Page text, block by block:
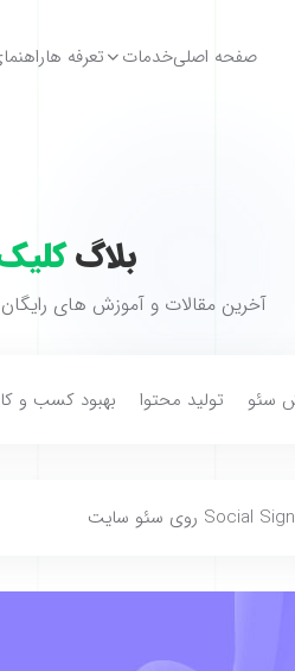
صفحه اصلیخدمات تعرفه ها
بلاگ
آخرین مقالات و آموزش های
سئو تولید محتوا بهبود کسب و